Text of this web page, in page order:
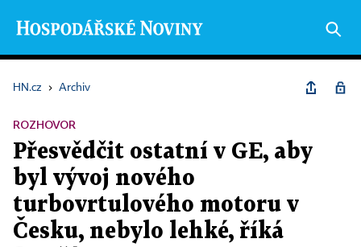
HN.cz › Archiv
ROZHOVOR
Přesvědčit ostatní v GE, aby
byl vývoj nového
turbovrtulového motoru v
Česku, nebylo lehké, říká